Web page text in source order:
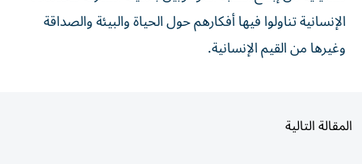
الإنسانية تناولوا فيها أفكارهم حول الحياة والبيئة والصداقة
وغيرها من القيم الإنسانية.
المقالة التالية